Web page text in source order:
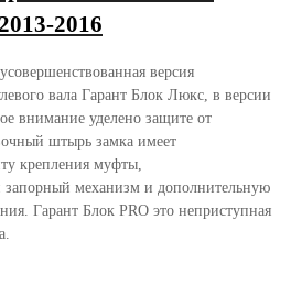
2016
версия
вала Гарант Блок Люкс, в версии
внимание уделено защите от
штырь замка имеет
крепления муфты,
запорный механизм и дополнительную
Гарант Блок PRO это неприступная